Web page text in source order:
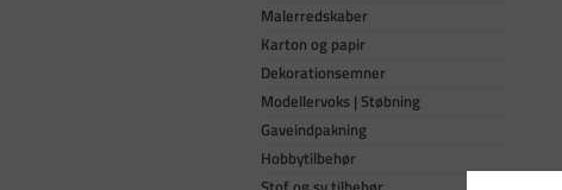
Malerredskaber
Karton og papir
Dekorationsemner
Modellervoks | Støbning
Gaveindpakning
Hobbytilbehør